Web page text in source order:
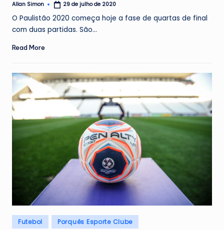
Posted
Allan Simon 29 de julho de 2020
O Paulistão 2020 começa hoje a fase de quartas de final
com duas partidas. São…
Read More
Posted
Futebol Porquês Esporte Clube